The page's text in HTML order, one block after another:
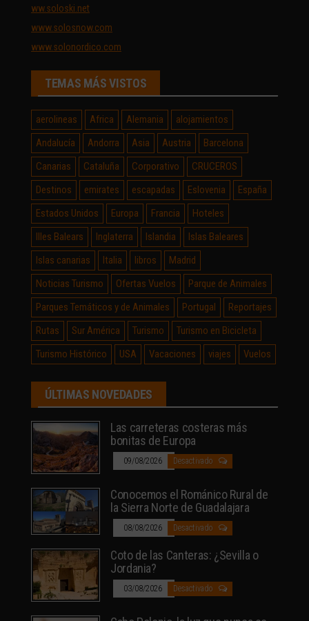
ww.soloski.net
www.solosnow.com
www.solonordico.com
TEMAS MÁS VISTOS
aerolineas Africa Alemania
alojamientos
Andalucía
Andorra Asia Austria
Barcelona
Canarias
Cataluña Corporativo
CRUCEROS
Destinos
emirates escapadas Eslovenia
España
Estados Unidos
Europa Francia
Hoteles
Illes Balears
Inglaterra Islandia
Islas Baleares
Islas canarias
Italia libros
Madrid
Noticias Turismo
Ofertas Vuelos
Parque de Animales
Parques Temáticos y de Animales
Portugal
Reportajes
Rutas
Sur América Turismo
Turismo en Bicicleta
Turismo Histórico
USA Vacaciones viajes Vuelos
ÚLTIMAS NOVEDADES
Las carreteras costeras más
bonitas de Europa
09/08/2026 Desactivado
Conocemos el Románico Rural de
la Sierra Norte de Guadalajara
08/08/2026 Desactivado
Coto de las Canteras: ¿Sevilla o
Jordania?
03/08/2026 Desactivado